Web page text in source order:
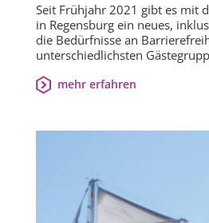
Seit Frühjahr 2021 gibt es mit
in Regensburg ein neues,
die Bedürfnisse an
unterschiedlichsten
mehr erfahren